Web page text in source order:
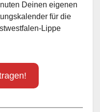
Deinen eigenen
für die
Lippe